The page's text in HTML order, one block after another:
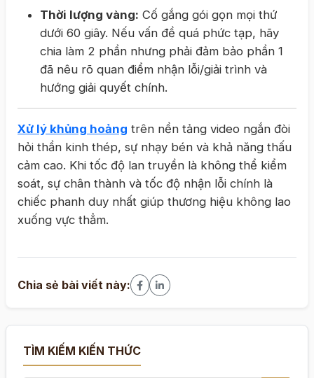
Thời lượng vàng: Cố gắng gói gọn mọi thứ
dưới 60 giây. Nếu vấn đề quá phức tạp, hãy
chia làm 2 phần nhưng phải đảm bảo phần 1
đã nêu rõ quan điểm nhận lỗi/giải trình và
hướng giải quyết chính.
Xử lý khủng hoảng trên nền tảng video ngắn đòi
hỏi thần kinh thép, sự nhạy bén và khả năng thấu
cảm cao. Khi tốc độ lan truyền là không thể kiểm
soát, sự chân thành và tốc độ nhận lỗi chính là
chiếc phanh duy nhất giúp thương hiệu không lao
xuống vực thẳm.
Chia sẻ bài viết này:
TÌM KIẾM KIẾN THỨC